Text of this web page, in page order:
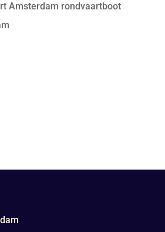
Amsterdam rondvaartboot